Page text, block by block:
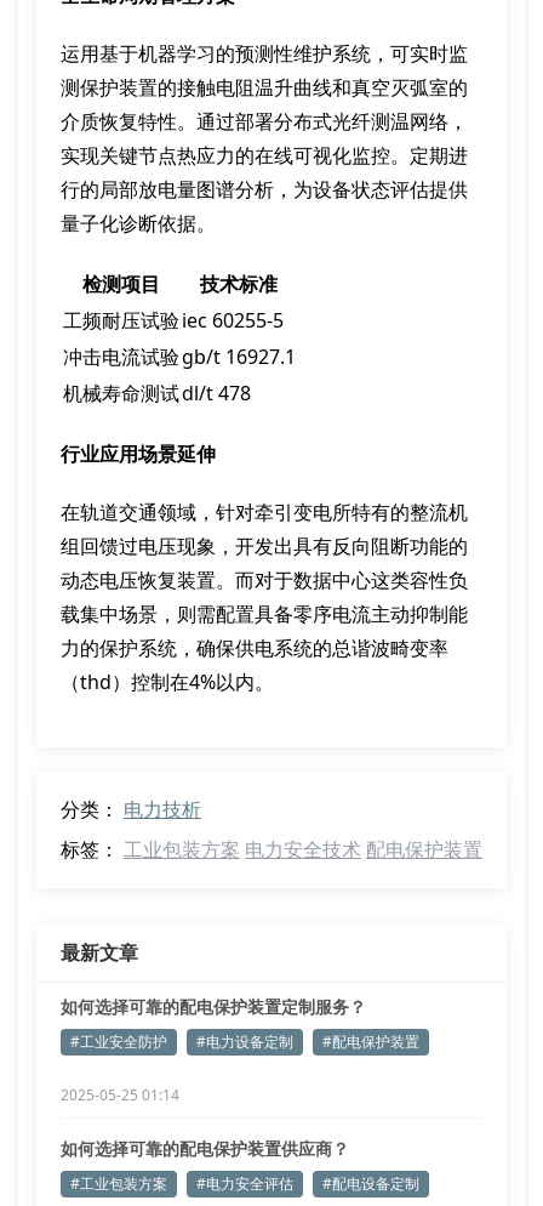
运用基于机器学习的预测性维护系统，可实时监
测保护装置的接触电阻温升曲线和真空灭弧室的
介质恢复特性。通过部署分布式光纤测温网络，
实现关键节点热应力的在线可视化监控。定期进
行的局部放电量图谱分析，为设备状态评估提供
量子化诊断依据。
检测项目
技术标准
工频耐压试验iec 60255-5
冲击电流试验gb/t 16927.1
机械寿命测试dl/t 478
行业应用场景延伸
在轨道交通领域，针对牵引变电所特有的整流机
组回馈过电压现象，开发出具有反向阻断功能的
动态电压恢复装置。而对于数据中心这类容性负
载集中场景，则需配置具备零序电流主动抑制能
力的保护系统，确保供电系统的总谐波畸变率
（thd）控制在4%以内。
分类： 电力技析
标签： 工业包装方案 电力安全技术 配电保护装置
最新文章
如何选择可靠的配电保护装置定制服务？
#工业安全防护 #电力设备定制 #配电保护装置
2025-05-25 01:14
如何选择可靠的配电保护装置供应商？
#工业包装方案 #电力安全评估 #配电设备定制